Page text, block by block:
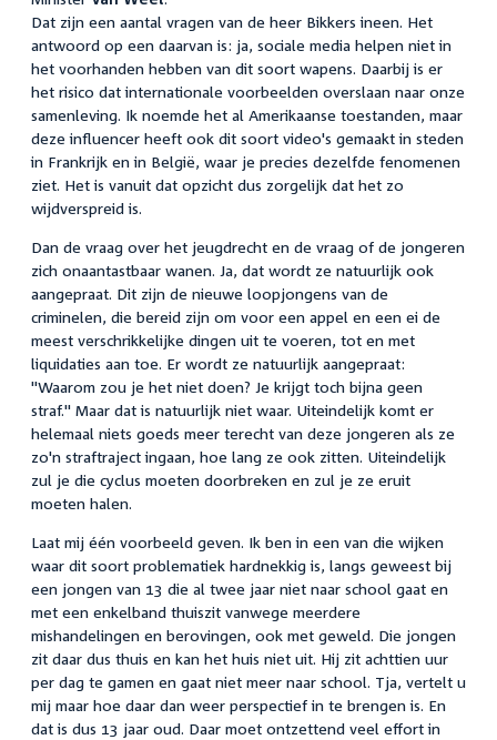
Dat zijn een aantal vragen van de heer Bikkers ineen. Het
antwoord op een daarvan is: ja, sociale media helpen niet in
het voorhanden hebben van dit soort wapens. Daarbij is er
het risico dat internationale voorbeelden overslaan naar onze
samenleving. Ik noemde het al Amerikaanse toestanden, maar
deze influencer heeft ook dit soort video's gemaakt in steden
in Frankrijk en in België, waar je precies dezelfde fenomenen
ziet. Het is vanuit dat opzicht dus zorgelijk dat het zo
wijdverspreid is.
Dan de vraag over het jeugdrecht en de vraag of de jongeren
zich onaantastbaar wanen. Ja, dat wordt ze natuurlijk ook
aangepraat. Dit zijn de nieuwe loopjongens van de
criminelen, die bereid zijn om voor een appel en een ei de
meest verschrikkelijke dingen uit te voeren, tot en met
liquidaties aan toe. Er wordt ze natuurlijk aangepraat:
"Waarom zou je het niet doen? Je krijgt toch bijna geen
straf." Maar dat is natuurlijk niet waar. Uiteindelijk komt er
helemaal niets goeds meer terecht van deze jongeren als ze
zo'n straftraject ingaan, hoe lang ze ook zitten. Uiteindelijk
zul je die cyclus moeten doorbreken en zul je ze eruit
moeten halen.
Laat mij één voorbeeld geven. Ik ben in een van die wijken
waar dit soort problematiek hardnekkig is, langs geweest bij
een jongen van 13 die al twee jaar niet naar school gaat en
met een enkelband thuiszit vanwege meerdere
mishandelingen en berovingen, ook met geweld. Die jongen
zit daar dus thuis en kan het huis niet uit. Hij zit achttien uur
per dag te gamen en gaat niet meer naar school. Tja, vertelt u
mij maar hoe daar dan weer perspectief in te brengen is. En
dat is dus 13 jaar oud. Daar moet ontzettend veel effort in